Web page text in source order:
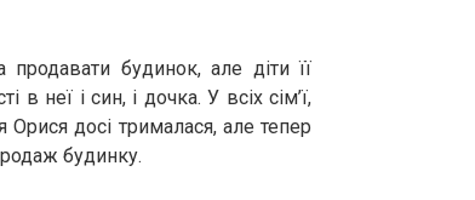
будинок, але діти її
неї і син, і дочка. У всіх сім’ї,
Орися досі трималася, але тепер
будинку.